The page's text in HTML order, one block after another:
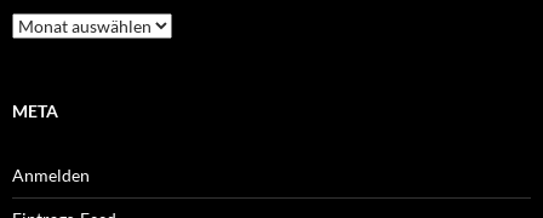
Archiv
META
Anmelden